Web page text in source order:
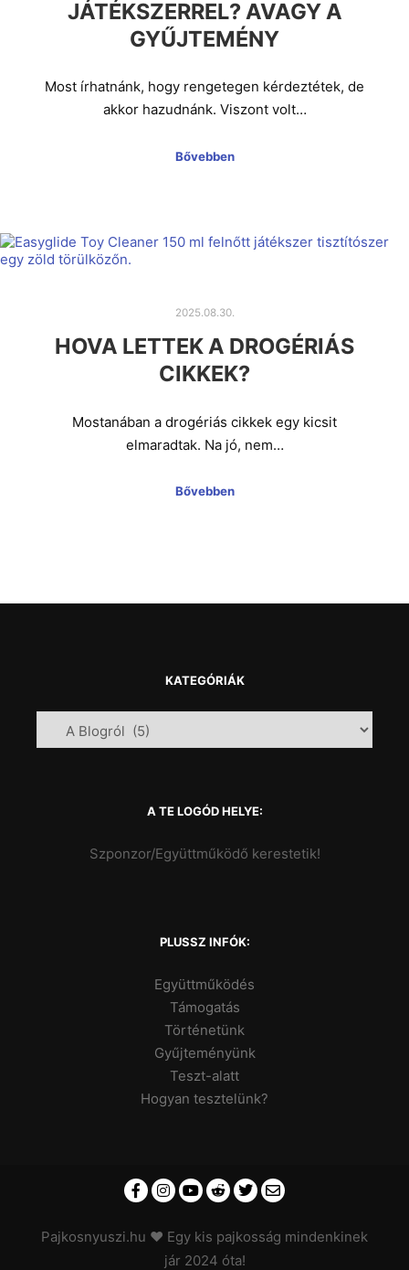
JÁTÉKSZERREL? AVAGY A
GYŰJTEMÉNY
Most írhatnánk, hogy rengetegen kérdeztétek, de
akkor hazudnánk. Viszont volt…
Bővebben
2025.08.30.
HOVA LETTEK A DROGÉRIÁS
CIKKEK?
Mostanában a drogériás cikkek egy kicsit
elmaradtak. Na jó, nem…
Bővebben
KATEGÓRIÁK
A TE LOGÓD HELYE:
Szponzor/Együttműködő kerestetik!
PLUSSZ INFÓK:
Együttműködés
Támogatás
Történetünk
Gyűjteményünk
Teszt-alatt
Hogyan tesztelünk?
Pajkosnyuszi.hu ♥ Egy kis pajkosság mindenkinek
jár 2024 óta!